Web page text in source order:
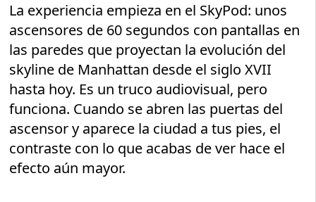
La experiencia empieza en el SkyPod: unos
ascensores de 60 segundos con pantallas en
las paredes que proyectan la evolución del
skyline de Manhattan desde el siglo XVII
hasta hoy. Es un truco audiovisual, pero
funciona. Cuando se abren las puertas del
ascensor y aparece la ciudad a tus pies, el
contraste con lo que acabas de ver hace el
efecto aún mayor.